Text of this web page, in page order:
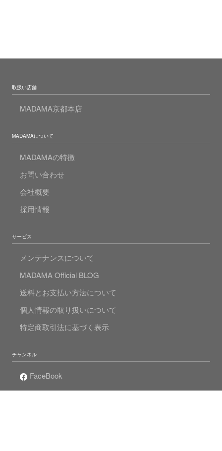
取扱い店舗
MADAMA京都本店
MADAMAについて
MADAMAの特徴
お問い合わせ
会社概要
採用情報
サービス
メンテナンスについて
MADAMA Official BLOG
送料とお支払い方法について
個人情報の取り扱いについて
特定商取引法に基づく表示
チャンネル
FaceBook
Instagram